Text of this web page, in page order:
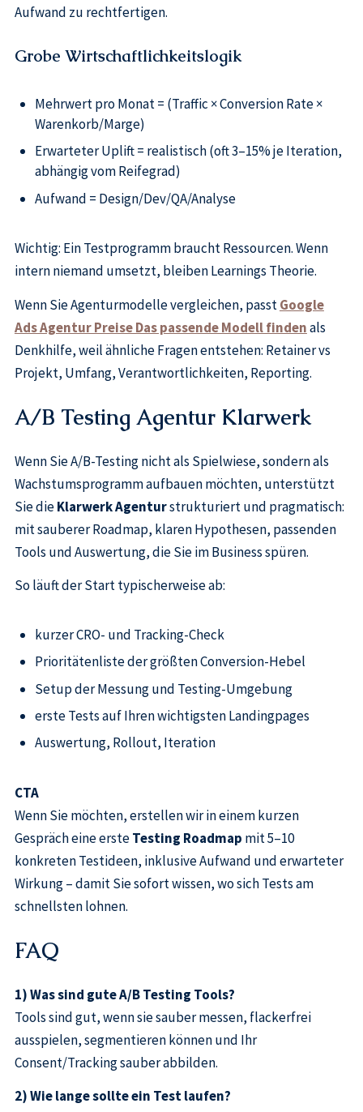
Aufwand zu rechtfertigen.
Grobe Wirtschaftlichkeitslogik
Mehrwert pro Monat = (Traffic × Conversion Rate ×
Warenkorb/Marge)
Erwarteter Uplift = realistisch (oft 3–15% je Iteration,
abhängig vom Reifegrad)
Aufwand = Design/Dev/QA/Analyse
Wichtig: Ein Testprogramm braucht Ressourcen. Wenn
intern niemand umsetzt, bleiben Learnings Theorie.
Wenn Sie Agenturmodelle vergleichen, passtGoogle
Ads Agentur Preise Das passende Modell findenals
Denkhilfe, weil ähnliche Fragen entstehen: Retainer vs
Projekt, Umfang, Verantwortlichkeiten, Reporting.
A/B Testing Agentur Klarwerk
Wenn Sie A/B-Testing nicht als Spielwiese, sondern als
Wachstumsprogramm aufbauen möchten, unterstützt
Sie dieKlarwerk Agenturstrukturiert und pragmatisch:
mit sauberer Roadmap, klaren Hypothesen, passenden
Tools und Auswertung, die Sie im Business spüren.
So läuft der Start typischerweise ab:
kurzer CRO- und Tracking-Check
Prioritätenliste der größten Conversion-Hebel
Setup der Messung und Testing-Umgebung
erste Tests auf Ihren wichtigsten Landingpages
Auswertung, Rollout, Iteration
CTA
Wenn Sie möchten, erstellen wir in einem kurzen
Gespräch eine ersteTesting Roadmap mit 5–10
konkreten Testideen, inklusive Aufwand und erwarteter
Wirkung – damit Sie sofort wissen, wo sich Tests am
schnellsten lohnen.
FAQ
1) Was sind gute A/B Testing Tools?
Tools sind gut, wenn sie sauber messen, flackerfrei
ausspielen, segmentieren können und Ihr
Consent/Tracking sauber abbilden.
2) Wie lange sollte ein Test laufen?